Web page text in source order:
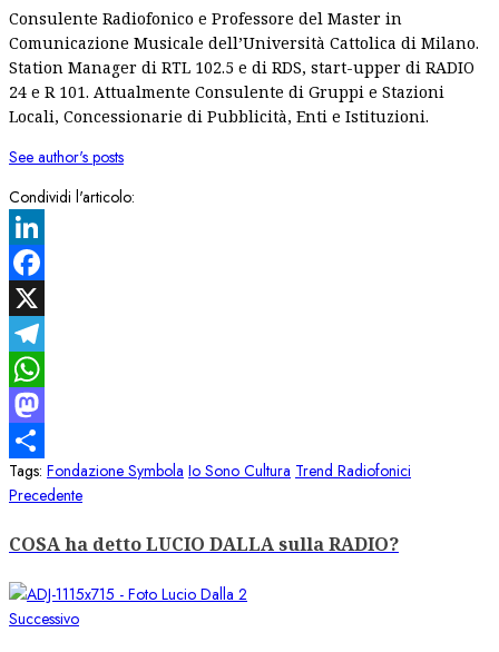
Consulente Radiofonico e Professore del Master in
Comunicazione Musicale dell’Università Cattolica di Milano.
Station Manager di RTL 102.5 e di RDS, start-upper di RADIO
24 e R 101. Attualmente Consulente di Gruppi e Stazioni
Locali, Concessionarie di Pubblicità, Enti e Istituzioni.
See author's posts
Condividi l'articolo:
LinkedIn
Facebook
X
Telegram
WhatsApp
Mastodon
Condividi
Tags: Fondazione Symbola Io Sono Cultura Trend Radiofonici
Navigazione
articolo
PrecedenteArticolo
COSA ha detto LUCIO DALLA sulla RADIO?
SuccessivoArticolo